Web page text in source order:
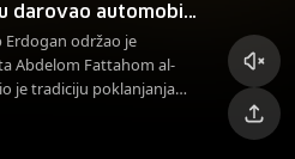
darovao automobil
Erdogan održao je
Abdelom Fattahom al-
je tradiciju poklanjanja